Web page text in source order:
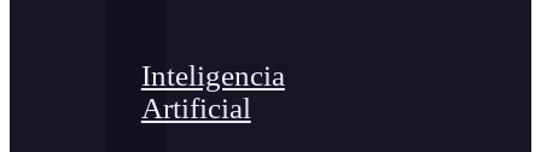
Inteligencia
Artificial